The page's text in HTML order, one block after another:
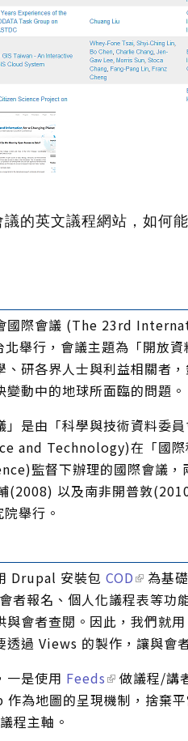
的英文議程網站，如何
國際會議 (The 23rd
舉行，會議主題為「開放資
研各界人士與利益相關者
動中的地球所面臨的問題。
是由「科學與技術資料委
and Technology)在「國際
監督下辦理的國際會議，
(2008) 以及南非開普敦
舉行。
Drupal 安裝包 COD
為基
者報名、個人化議程表等功
與會者查閱。因此，我們就
過 Views 的製作，讓與會
一是使用 Feeds
做議程/講
為地圖的呈現機制，捨棄
程主軸。